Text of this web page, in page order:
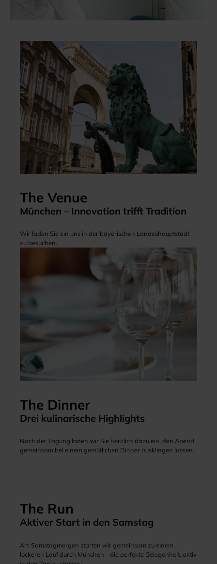
The Venue
München – Innovation trifft Tradition
Wir laden Sie ein uns in der bayerischen Landeshauptstadt
zu besuchen.
The Dinner
Drei kulinarische Highlights
Nach der Tagung laden wir Sie herzlich dazu ein, den Abend
gemeinsam bei einem gemütlichen Dinner ausklingen lassen.
The Run
Aktiver Start in den Samstag
Am Samstagmorgen starten wir gemeinsam zu einem
lockeren Lauf durch München – die perfekte Gelegenheit, aktiv